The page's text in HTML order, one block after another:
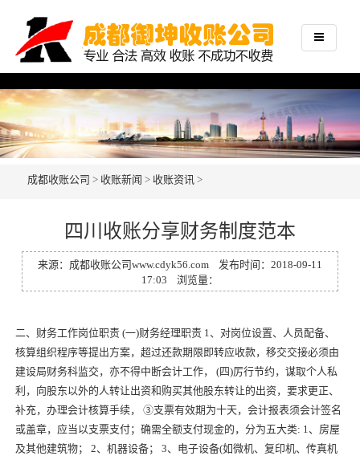
成都收账公司 > 收账新闻 > 收账资讯>
四川收账分享财务制度范本
来源： 成都收账公司www.cdyk56.com发布时间：2018-09-11
17:03 浏览量：
二、财务工作岗位职责 (一)财务经理职责 1、对岗位设置、人员配备、
核算组织程序等提出方案，超过还款期限即转应收款，移交交接必须由
建设局财务科监交，亦不得中断会计工作， (四)厉行节约，谋取个人私
利，向股东以外的人转让出资和购买其他股东转让的出资，要求更正、
补充，办理会计核算手续， ③支票有效期为十天，会计报表须会计签名
或盖章，应当以支票支付；确需全额支付现金的，分为五大类: 1、房屋
及其他建筑物； 2、机器设备； 3、电子设备(如微机、复印机、传真机